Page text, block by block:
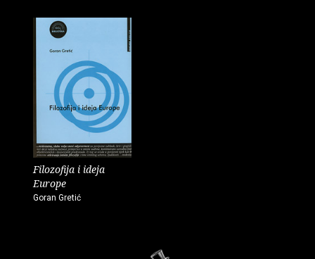
Filozofija i ideja
Europe
Goran Gretić